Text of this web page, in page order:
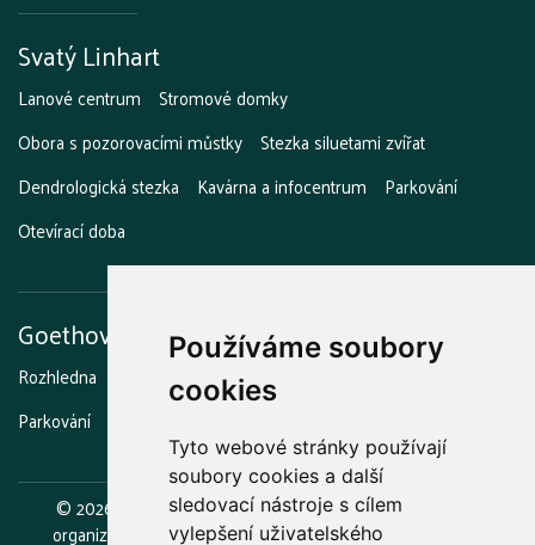
Používáme soubory
cookies
Tyto webové stránky používají
soubory cookies a další
sledovací nástroje s cílem
vylepšení uživatelského
Svatý Linhart
Lanové centrum Stromové domky
Obora s pozorovacími můstky Stezka siluetami zvířat
Dendrologická stezka
Kavárna a infocentrum
Parkování
Otevírací doba
Goethova vyhlídka
Rozhledna Stezka strašidel Grilování a opékání
Parkování
©2026
Lázeňské lesy a parky Karlovy Vary, příspěvková
organizace.
Zřizovatelem je statutární město Karlovy Vary.